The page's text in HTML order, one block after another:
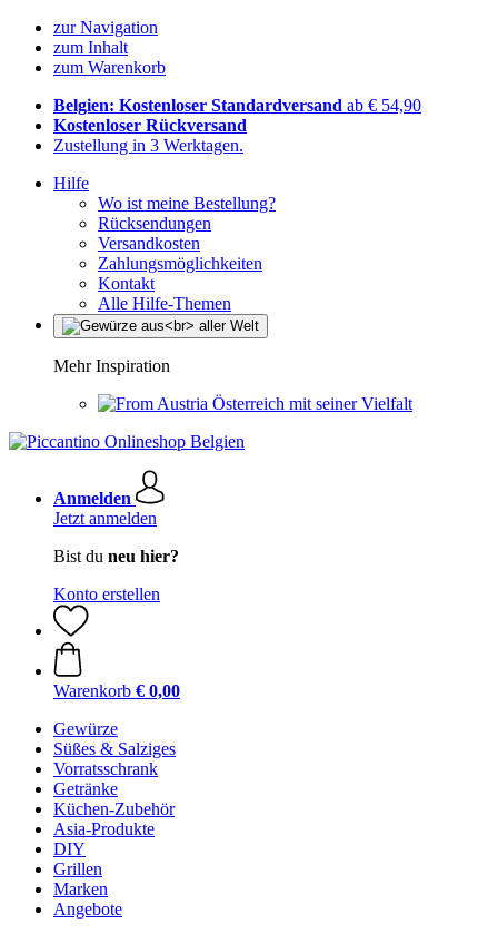
zur Navigation
zum Inhalt
zum Warenkorb
Belgien: Kostenloser Standardversand ab € 54,90
Kostenloser Rückversand
Zustellung in 3 Werktagen.
Hilfe
Wo ist meine Bestellung?
Rücksendungen
Versandkosten
Zahlungsmöglichkeiten
Kontakt
Alle Hilfe-Themen
Mehr Inspiration
Österreich mit seiner Vielfalt
Anmelden
Jetzt anmelden
Bist du neu hier?
Konto erstellen
Warenkorb € 0,00
Gewürze
Süßes & Salziges
Vorratsschrank
Getränke
Küchen-Zubehör
Asia-Produkte
DIY
Grillen
Marken
Angebote